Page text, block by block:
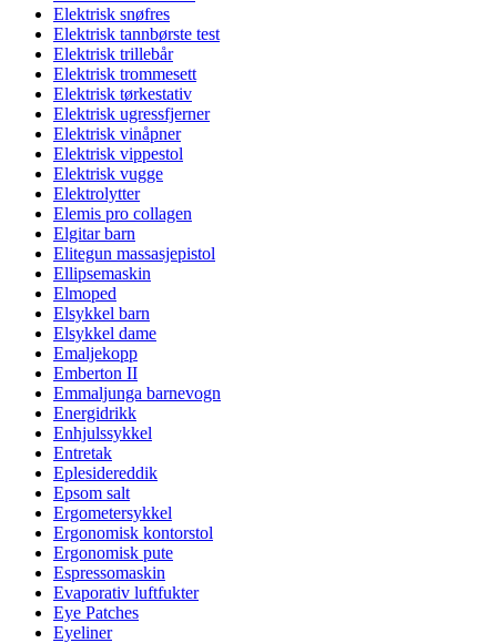
Elektrisk snøfres
Elektrisk tannbørste test
Elektrisk trillebår
Elektrisk trommesett
Elektrisk tørkestativ
Elektrisk ugressfjerner
Elektrisk vinåpner
Elektrisk vippestol
Elektrisk vugge
Elektrolytter
Elemis pro collagen
Elgitar barn
Elitegun massasjepistol
Ellipsemaskin
Elmoped
Elsykkel barn
Elsykkel dame
Emaljekopp
Emberton II
Emmaljunga barnevogn
Energidrikk
Enhjulssykkel
Entretak
Eplesidereddik
Epsom salt
Ergometersykkel
Ergonomisk kontorstol
Ergonomisk pute
Espressomaskin
Evaporativ luftfukter
Eye Patches
Eyeliner